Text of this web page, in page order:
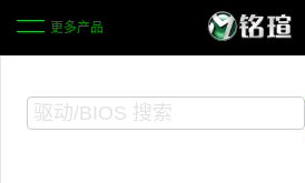
更多产品